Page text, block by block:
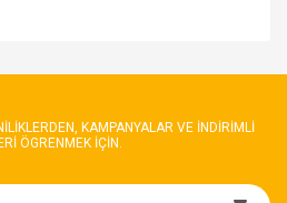
KAMPANYALAR VE INDIRIMLI
ÖGRENMEK IÇIN.